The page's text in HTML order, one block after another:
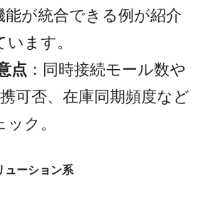
能が統合できる例が紹介
います。
点 ：同時接続モール数や
可否、在庫同期頻度など
ク。
ーション系